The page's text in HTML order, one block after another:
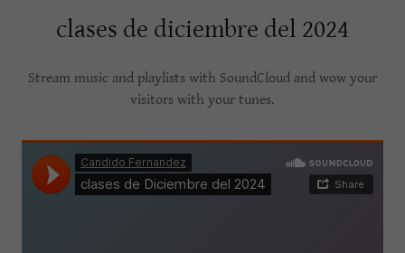
clases de diciembre del 2024
Stream music and playlists with SoundCloud and wow your
visitors with your tunes.